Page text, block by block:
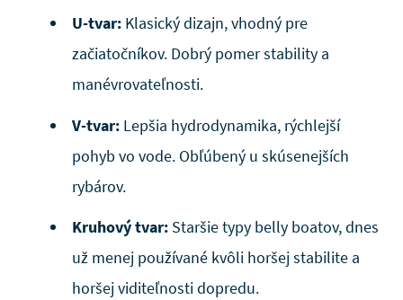
U-tvar: Klasický dizajn, vhodný pre
začiatočníkov. Dobrý pomer stability a
manévrovateľnosti.
V-tvar: Lepšia hydrodynamika, rýchlejší
pohyb vo vode. Obľúbený u skúsenejších
rybárov.
Kruhový tvar: Staršie typy belly boatov, dnes
už menej používané kvôli horšej stabilite a
horšej viditeľnosti dopredu.